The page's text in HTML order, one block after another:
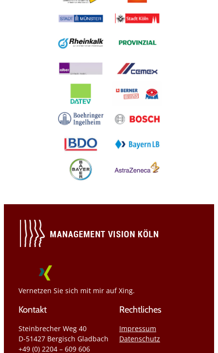
Vernetzen Sie sich mit mir auf Xing.
Kontakt
Steinbrecher Weg 40
D-51427 Bergisch Gladbach
+49 (0) 2204 – 609 606
Rechtliches
Impressum
Datenschutz